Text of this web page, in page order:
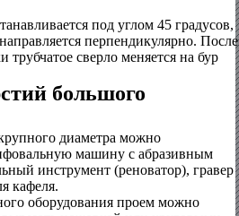
под углом 45 градусов,
перпендикулярно. После
трубчатое сверло меняется на бур
большого
диаметра можно
машину с абразивным
инструмент (реноватор), гравер
кафеля.
оборудования проем можно